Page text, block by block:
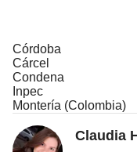
Córdoba
Cárcel
Condena
Inpec
Montería (Colombia)
Claudia